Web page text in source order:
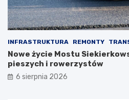
INFRASTRUKTURA REMONTY
Nowe życie Mostu
pieszych i rowerzystów
6 sierpnia 2026